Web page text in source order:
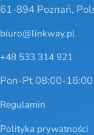
61-894 Poznań,
biuro@linkway.pl
+48 533 314 921
Pon-Pt 08:00-16:00
Regulamin
Polityka prywatności